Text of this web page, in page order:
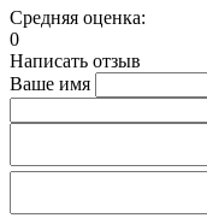
Средняя оценка:
0
Написать отзыв
Ваше имя